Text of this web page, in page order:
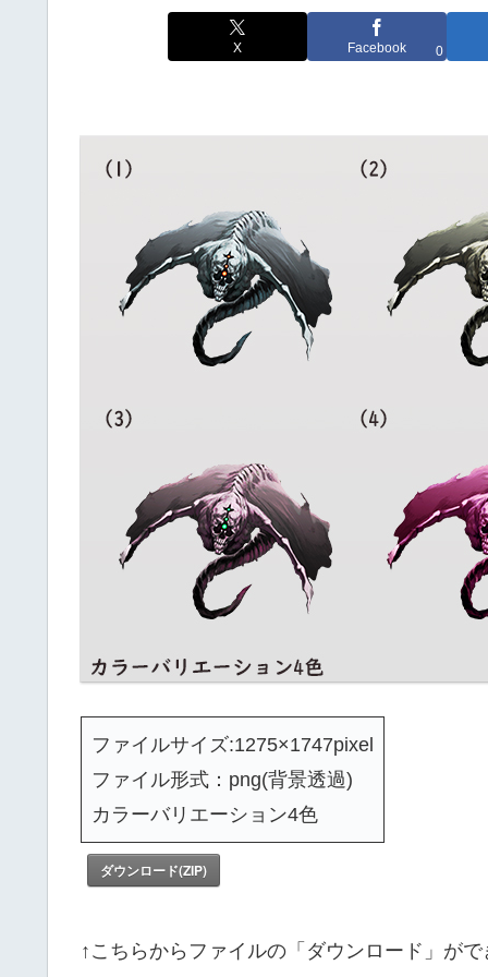
X Facebook 0
ファイルサイズ:1275×1747pixel
ファイル形式：png(背景透過)
カラーバリエーション4色
ダウンロード(ZIP)
↑こちらからファイルの「ダウンロード」が